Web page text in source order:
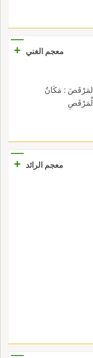
معجم الغني
+
: مَكَانٌ
معجم الرائد +